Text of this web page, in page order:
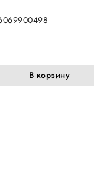
В корзину